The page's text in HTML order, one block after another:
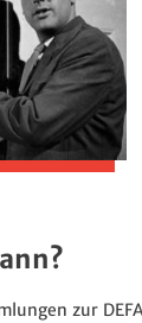
zur